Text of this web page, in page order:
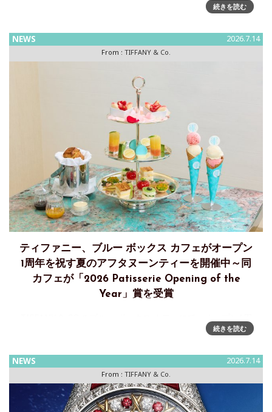
ィファニーは、時を刻む芸術品として美しく昇華されたタイ
ウォッチを発
続きを読む
NEWS 2026.7.14
From : TIFFANY & Co.
ティファニー、ブルー ボックス カフェがオープン
1周年を祝す夏のアフタヌーンティーを開催中～同
カフェが「2026 Patisserie Opening of the
Year」賞を受賞
年を祝す夏のアフタヌーンティーを開催中Blue Box Café by
ェとし
続きを読む
NEWS 2026.7.14
From : TIFFANY & Co.